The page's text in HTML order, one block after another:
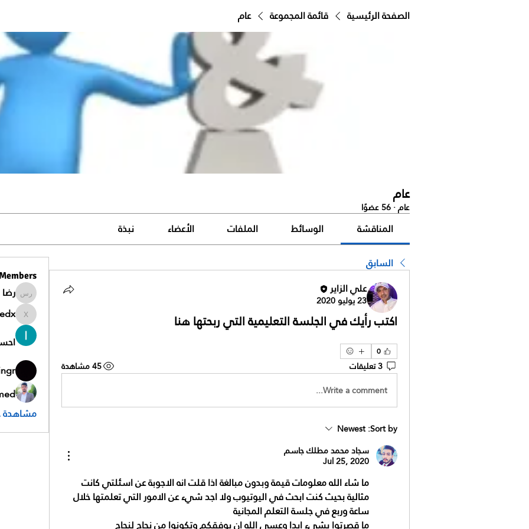
الصفحة الرئيسية قائمة المجموعة عام
عام
عام·56 عضوًا
المناقشة الوسائط الملفات الأعضاء
نبذة
السابق
علي الزاير
23 يوليو 2020
اكتب رأيك في الجلسة التعليمية التي ربحتها هنا
0
3 تعليقات
45 مشاهدة
Write a comment...
Sort by:
Newest
سجاد محمد مطلك جاسم
Jul 25, 2020
ساعة وربع في جلسة التعلم المجانية
ما قصرتوا بشيء ابدا وعسى الله ان يوفقكم وتكونوا من نجاح لنجاح
رضا
مشاهدة